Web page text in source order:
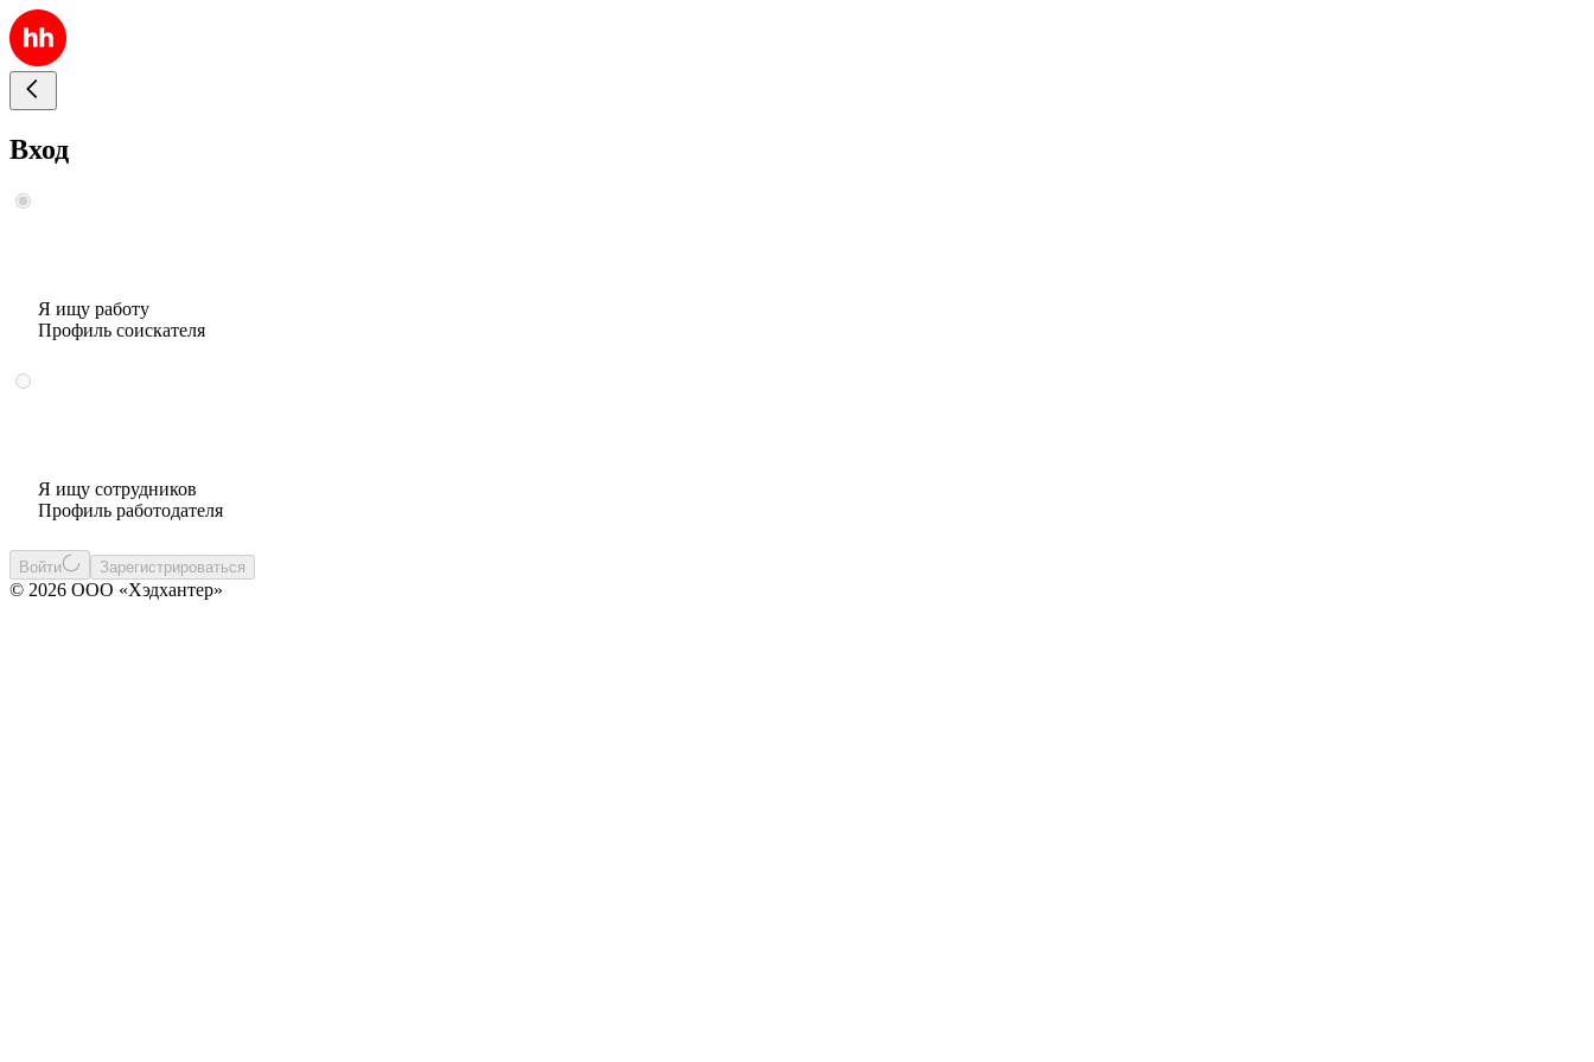
Вход
Я ищу работу
Профиль соискателя
Я ищу сотрудников
Профиль работодателя
Войти Зарегистрироваться
© 2026 ООО «Хэдхантер»